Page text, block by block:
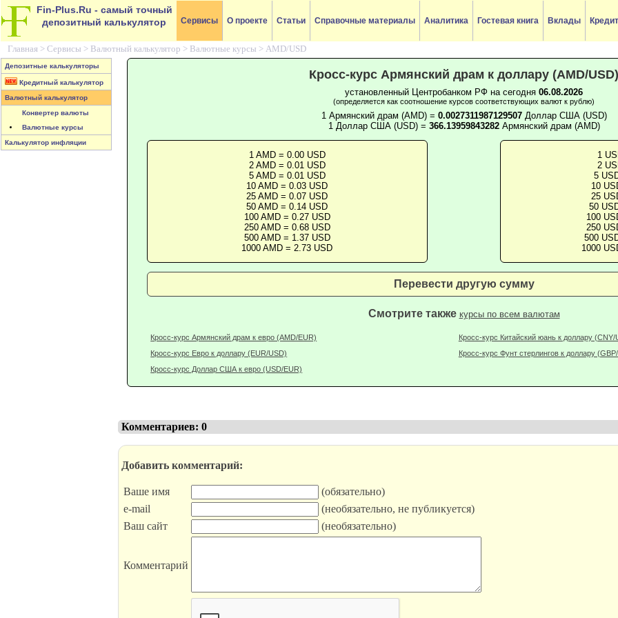
Fin-Plus.Ru - самый точный
депозитный калькулятор
Сервисы О проекте Статьи Справочные материалы Аналитика Гостевая книга Вклады
Главная > Сервисы > Валютный калькулятор > Валютные курсы > AMD/USD
Депозитные калькуляторы
Кредитный калькулятор
Валютный калькулятор
Конвертер валюты
Валютные курсы
Калькулятор инфляции
Кросс-курс Армянский драм к доллару (AMD/USD)
установленный Центробанком РФ на сегодня 06.08.2026
(определяется как соотношение курсов соответствующих валют к рублю)
1 Армянский драм (AMD) = 0.0027311987129507Доллар США (USD)
1 Доллар США (USD) = 366.13959843282Армянский драм (AMD)
1 AMD = 0.00 USD
2 AMD = 0.01 USD
5 AMD = 0.01 USD
10 AMD = 0.03 USD
25 AMD = 0.07 USD
50 AMD = 0.14 USD
100 AMD = 0.27 USD
250 AMD = 0.68 USD
500 AMD = 1.37 USD
1000 AMD = 2.73 USD
1
2
5
10
25
50
100
250
500
1000
Перевести другую сумму
Смотрите также курсы по всем валютам
Кросс-курс Армянский драм к евро (AMD/EUR)
Кросс-курс Китайский юань к доллару (CNY/
Кросс-курс Евро к доллару (EUR/USD)
Кросс-курс Фунт стерлингов к доллару
Кросс-курс Доллар США к евро (USD/EUR)
Комментариев: 0
Добавить комментарий:
Ваше имя
(обязательно)
e-mail
(необязательно, не публикуется)
Ваш сайт
(необязательно)
Комментарий